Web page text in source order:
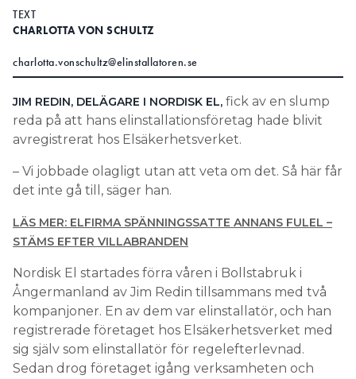
TEXT
CHARLOTTA VON SCHULTZ
charlotta.vonschultz@elinstallatoren.se
JIM REDIN, DELÄGARE I NORDISK EL, fick av en slump
reda på att hans elinstallationsföretag hade blivit
avregistrerat hos Elsäkerhetsverket.
– Vi jobbade olagligt utan att veta om det. Så här får
det inte gå till, säger han.
LÄS MER: ELFIRMA SPÄNNINGSSATTE ANNANS FULEL –
STÄMS EFTER VILLABRANDEN
Nordisk El startades förra våren i Bollstabruk i
Ångermanland av Jim Redin tillsammans med två
kompanjoner. En av dem var elinstallatör, och han
registrerade företaget hos Elsäkerhetsverket med
sig själv som elinstallatör för regelefterlevnad.
Sedan drog företaget igång verksamheten och